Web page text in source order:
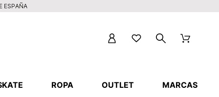
ESPAÑA
ROPA OUTLET MARCAS